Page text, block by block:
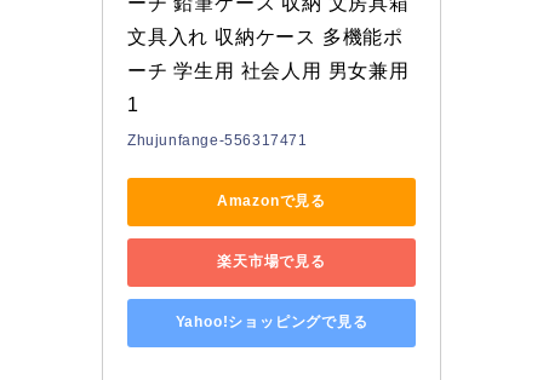
文具入れ 収納ケース 多機能ポ
ーチ 学生用 社会人用 男女兼用
1
Zhujunfange-556317471
Amazonで見る
楽天市場で見る
Yahoo!ショッピングで見る